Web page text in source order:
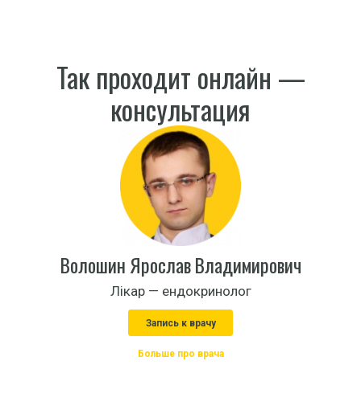
Так проходит онлайн —
консультация
Волошин Ярослав Владимирович
Лікар — ендокринолог
Запись к врачу
Больше про врача